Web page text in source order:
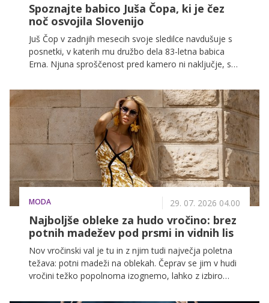
Spoznajte babico Juša Čopa, ki je čez
noč osvojila Slovenijo
Juš Čop v zadnjih mesecih svoje sledilce navdušuje s
posnetki, v katerih mu družbo dela 83-letna babica
Erna. Njuna sproščenost pred kamero ni naključje, saj
od njegovega otroštva.
MODA 29. 07. 2026 04.00
Najboljše obleke za hudo vročino: brez
potnih madežev pod prsmi in vidnih lis
Nov vročinski val je tu in z njim tudi največja poletna
težava: potni madeži na oblekah. Čeprav se jim v hudi
vročini težko popolnoma izognemo, lahko z izbiro